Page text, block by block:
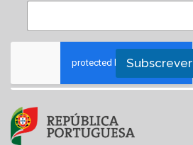
Subscrever